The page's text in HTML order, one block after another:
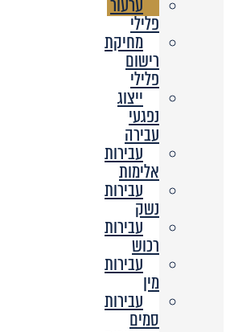
פלילי
מחיקת
רישום
פלילי
ייצוג
נפגעי
עבירה
עבירות
אלימות
עבירות
נשק
עבירות
רכוש
עבירות
מין
עבירות
סמים